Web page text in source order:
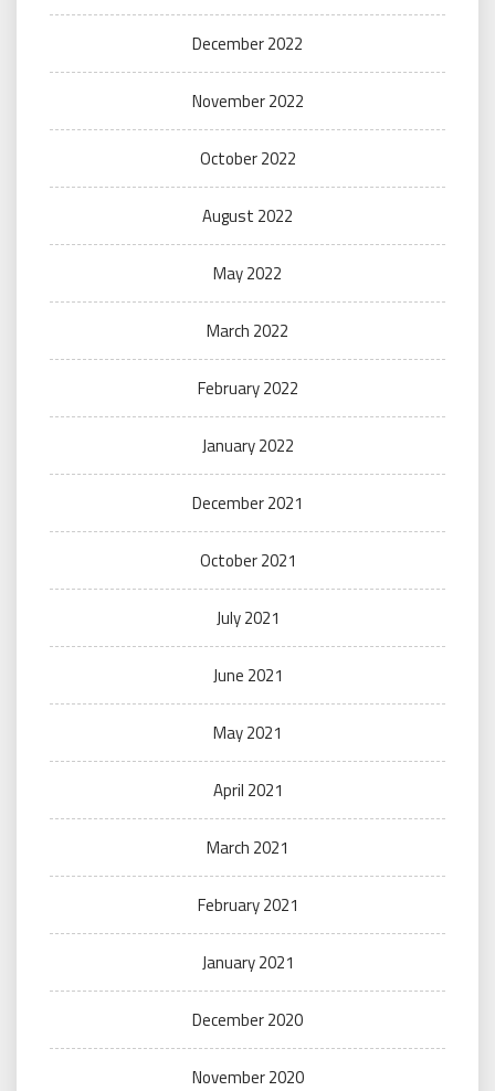
December 2022
November 2022
October 2022
August 2022
May 2022
March 2022
February 2022
January 2022
December 2021
October 2021
July 2021
June 2021
May 2021
April 2021
March 2021
February 2021
January 2021
December 2020
November 2020